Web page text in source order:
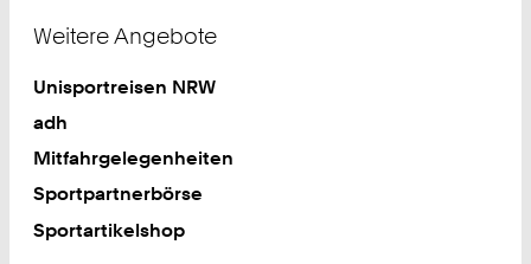
Weitere Angebote
Unisportreisen NRW
adh
Mitfahrgelegenheiten
Sportpartnerbörse
Sportartikelshop